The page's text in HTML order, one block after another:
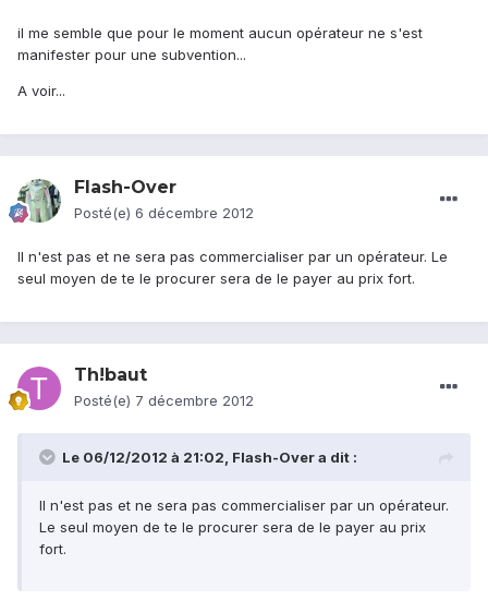
il me semble que pour le moment aucun opérateur ne s'est
manifester pour une subvention...
A voir...
Flash-Over
Posté(e) 6 décembre 2012
Il n'est pas et ne sera pas commercialiser par un opérateur. Le
seul moyen de te le procurer sera de le payer au prix fort.
Th!baut
Posté(e) 7 décembre 2012
Le 06/12/2012 à 21:02, Flash-Over a dit :
Il n'est pas et ne sera pas commercialiser par un opérateur.
Le seul moyen de te le procurer sera de le payer au prix
fort.